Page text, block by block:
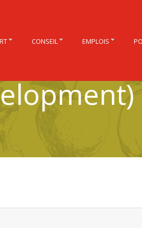
CONSEIL EMPLOIS